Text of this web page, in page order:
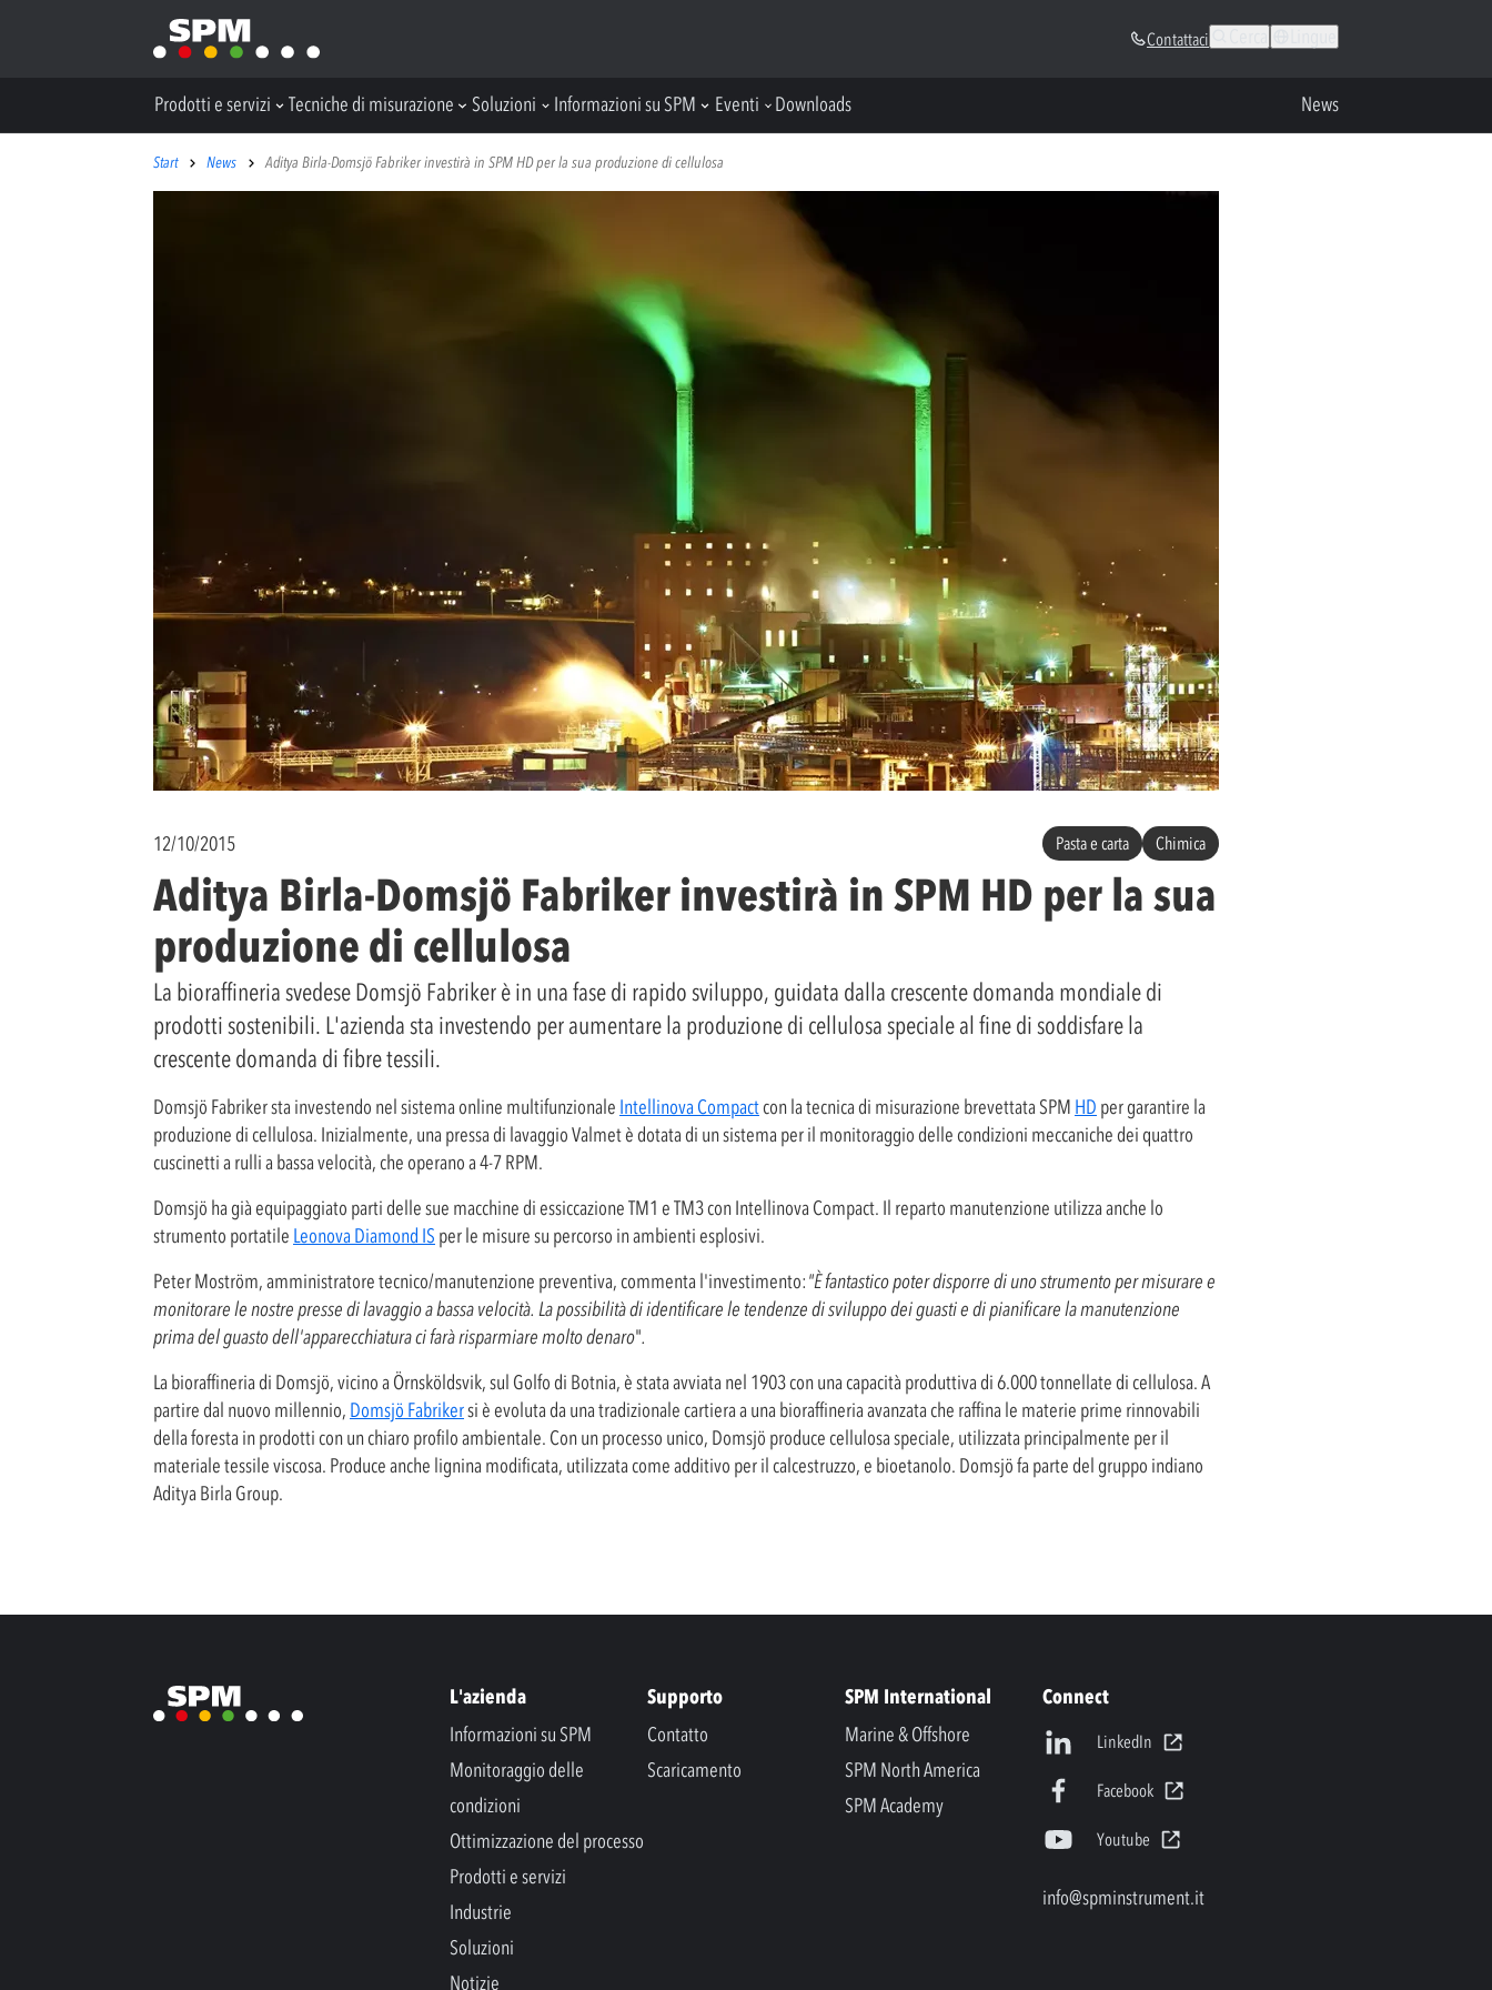
Contattaci
Prodotti e servizi Tecniche di misurazione Soluzioni Informazioni su SPM Eventi Downloads News
Start News Aditya Birla-Domsjö Fabriker investirà in SPM HD per la sua produzione di cellulosa
12/10/2015 Pasta e carta Chimica
Aditya Birla-Domsjö Fabriker investirà in SPM HD per la sua
produzione di cellulosa
La bioraffineria svedese Domsjö Fabriker è in una fase di rapido sviluppo, guidata dalla crescente domanda mondiale di
prodotti sostenibili. L'azienda sta investendo per aumentare la produzione di cellulosa speciale al fine di soddisfare la
crescente domanda di fibre tessili.
Domsjö Fabriker sta investendo nel sistema online multifunzionale Intellinova Compactcon la tecnica di misurazione brevettata SPM HD per garantire la
produzione di cellulosa. Inizialmente, una pressa di lavaggio Valmet è dotata di un sistema per il monitoraggio delle condizioni meccaniche dei quattro
cuscinetti a rulli a bassa velocità, che operano a 4-7 RPM.
Domsjö ha già equipaggiato parti delle sue macchine di essiccazione TM1 e TM3 con Intellinova Compact. Il reparto manutenzione utilizza anche lo
strumento portatile Leonova Diamond IS per le misure su percorso in ambienti esplosivi.
Peter Moström, amministratore tecnico/manutenzione preventiva, commenta l'investimento:"È fantastico poter disporre di uno strumento per misurare e
monitorare le nostre presse di lavaggio a bassa velocità. La possibilità di identificare le tendenze di sviluppo dei guasti e di pianificare la manutenzione
prima del guasto dell'apparecchiatura ci farà risparmiare molto denaro".
La bioraffineria di Domsjö, vicino a Örnsköldsvik, sul Golfo di Botnia, è stata avviata nel 1903 con una capacità produttiva di 6.000 tonnellate di cellulosa. A
partire dal nuovo millennio, Domsjö Fabrikersi è evoluta da una tradizionale cartiera a una bioraffineria avanzata che raffina le materie prime rinnovabili
della foresta in prodotti con un chiaro profilo ambientale. Con un processo unico, Domsjö produce cellulosa speciale, utilizzata principalmente per il
materiale tessile viscosa. Produce anche lignina modificata, utilizzata come additivo per il calcestruzzo, e bioetanolo. Domsjö fa parte del gruppo indiano
Aditya Birla Group.
L'azienda
Informazioni su SPM
Monitoraggio delle
condizioni
Ottimizzazione del processo
Prodotti e servizi
Industrie
Soluzioni
Notizie
Supporto
Contatto
Scaricamento
SPM International
Marine & Offshore
SPM North America
SPM Academy
Connect
LinkedIn
Facebook
Youtube
info@spminstrument.it